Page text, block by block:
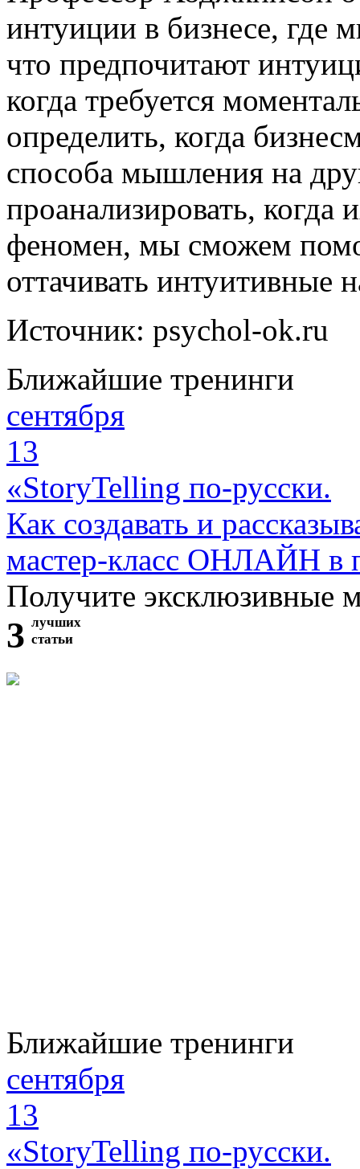
интуиции в бизнесе, где
что предпочитают
когда требуется
определить, когда
способа мышления на
проанализировать,
феномен, мы сможем
оттачивать
Источник: psychol-ok.ru
Ближайшие тренинги
сентября
13
«StoryTelling по-русски.
Как создавать и
мастер-класс ОНЛАЙН в
Получите эксклюзивные
3 лучших
статьи
Ближайшие тренинги
сентября
13
«StoryTelling по-русски.